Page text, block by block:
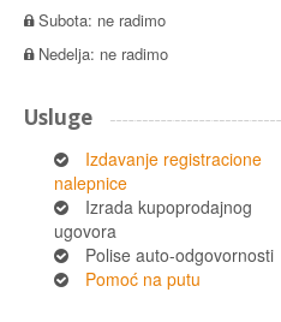
Subota: ne radimo
Nedelja: ne radimo
Usluge
Izdavanje registracione
nalepnice
Izrada kupoprodajnog
ugovora
Polise auto-odgovornosti
Pomoć na putu